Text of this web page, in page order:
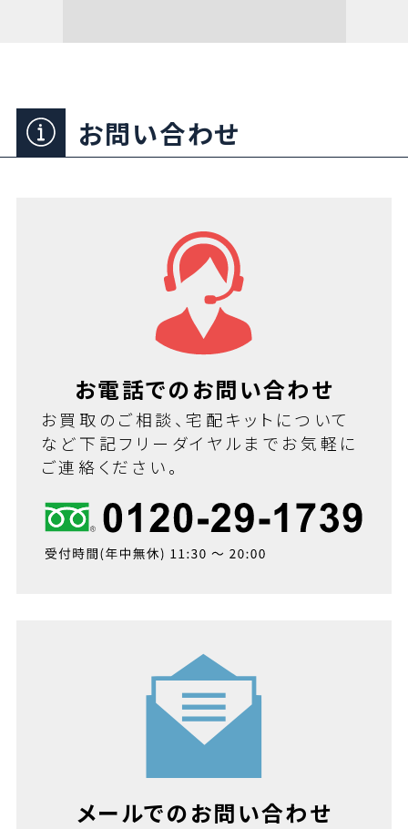
お問い合わせ
お電話でのお問い合わせ
お買取のご相談、宅配キットについて
など下記フリーダイヤルまでお気軽に
ご連絡ください。
メールでのお問い合わせ